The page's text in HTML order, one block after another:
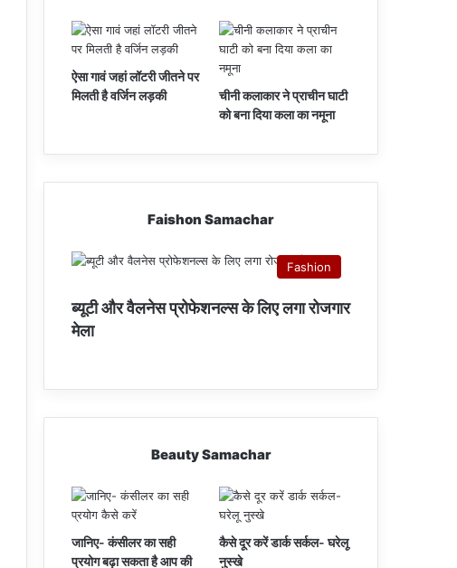
ऐसा गावं जहां लॉटरी जीतने पर
मिलती है वर्जिन लड़की
चीनी कलाकार ने प्राचीन घाटी
को बना दिया कला का नमूना
Faishon Samachar
Fashion
ब्यूटी और वैलनेस प्रोफेशनल्स के लिए लगा रोजगार
मेला
Beauty Samachar
जानिए- कंसीलर का सही
प्रयोग बढ़ा सकता है आप की
कैसे दूर करें डार्क सर्कल- घरेलू
नुस्खे